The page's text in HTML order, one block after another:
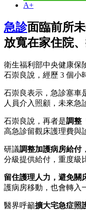
A+
急診面臨前所
放寬在家住院
衛生福利部中央健康保
石崇良說，經歷 3 個小
石崇良表示，急診塞車
人員介入照顧，未來急
石崇良說，再者是調整
高急診留觀床護理費與
研議調整加護病房給付
分級提供給付，重度級
留住護理人力，避免關
護病房移動，也會轉入
醫界呼籲擴大宅急症照